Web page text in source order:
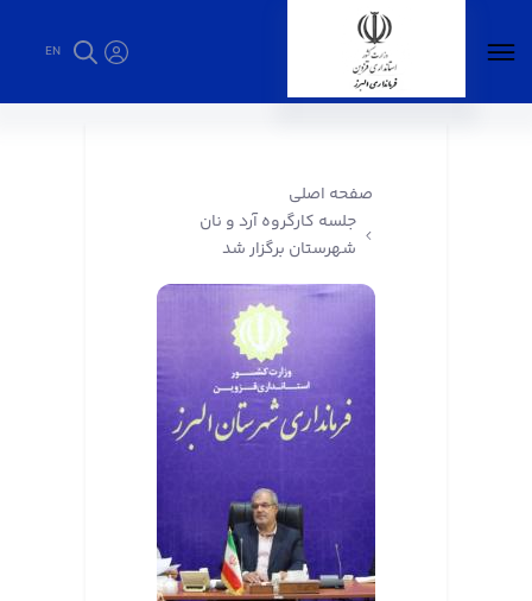
EN
صفحه اصلی
جلسه کارگروه آرد و نان
شهرستان برگزار شد